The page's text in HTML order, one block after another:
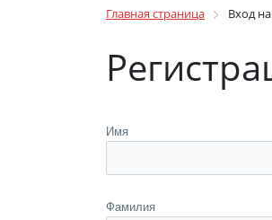
Главная страница Вход
Имя
Фамилия